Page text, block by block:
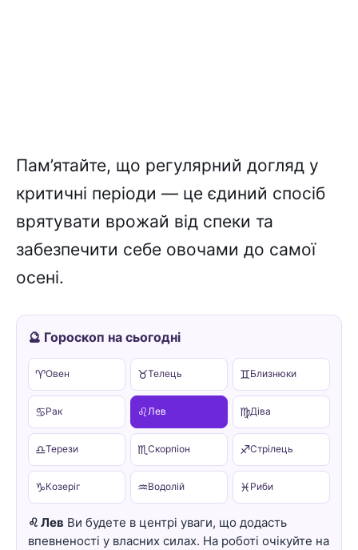
Пам’ятайте, що регулярний догляд у
критичні періоди — це єдиний спосіб
врятувати врожай від спеки та
забезпечити себе овочами до самої
осені.
🔮 Гороскоп на сьогодні
♈Овен ♉Телець ♊Близнюки
♋Рак ♌Лев ♍Діва
♎Терези ♏Скорпіон ♐Стрілець
♑Козеріг ♒Водолій ♓ Риби
♌ Лев Ви будете в центрі уваги, що додасть
впевненості у власних силах. На роботі очікуйте на